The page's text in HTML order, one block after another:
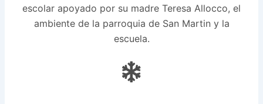
escolar apoyado por su madre Teresa Allocco, el
ambiente de la parroquia de San Martin y la
escuela.